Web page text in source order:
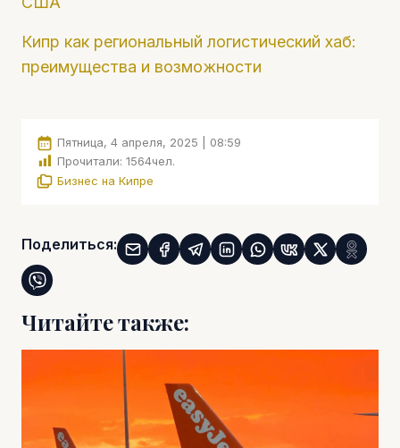
Кипр как региональный логистический хаб:
преимущества и возможности
Пятница, 4 апреля, 2025 | 08:59
Прочитали: 1564чел.
Бизнес на Кипре
Поделиться:
Читайте также: